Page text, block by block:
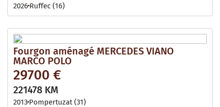
2026 Ruffec (16)
Fourgon aménagé MERCEDES VIANO
MARCO POLO
29700 €
221478 KM
2013 Pompertuzat (31)